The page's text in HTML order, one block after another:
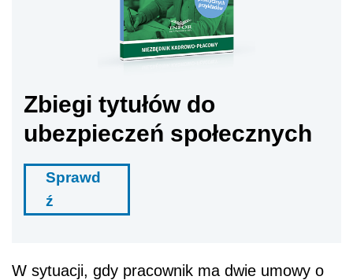
Zbiegi tytułów do
ubezpieczeń społecznych
Sprawd
ź
W sytuacji, gdy pracownik ma dwie umowy o